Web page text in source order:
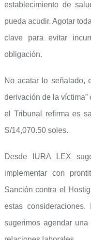
establecimiento de
pueda acudir. Agotar
clave para evitar
obligación.
No acatar lo señalado,
derivación de la víctima”
el Tribunal refirma es
S/14,070.50 soles.
Desde IURA LEX
implementar con
Sanción contra el
estas
sugerimos agendar